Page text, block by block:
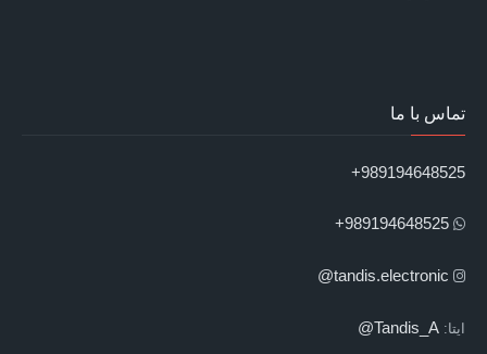
تماس با ما
989194648525+
989194648525+
tandis.electronic@
ایتا: Tandis_A@